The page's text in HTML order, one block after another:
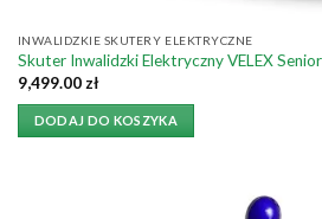
INWALIDZKIE SKUTERY ELEKTRYCZNE
Skuter Inwalidzki Elektryczny VELEX
9,499.00 zł
DODAJ DO KOSZYKA